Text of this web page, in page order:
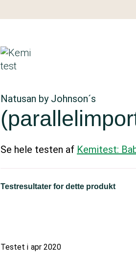
Natusan by Johnson´s
Se hele testen af Kemitest:
Testresultater for dette produkt
Testet i apr 2020